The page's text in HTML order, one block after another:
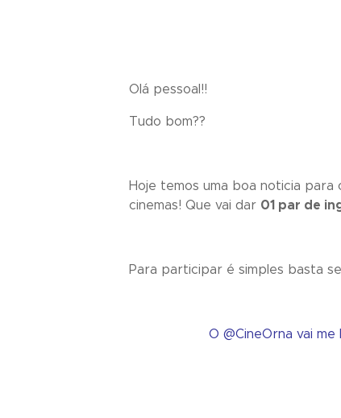
Olá pessoal!!
Tudo bom??
Hoje temos uma boa noticia para
cinemas! Que vai dar 01 par de
Para participar é simples basta
O @CineOrna vai